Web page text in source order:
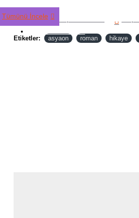
Tümünü İnceleAlışveriş Listeme Ekle
Etiketler: asyaon roman hikaye